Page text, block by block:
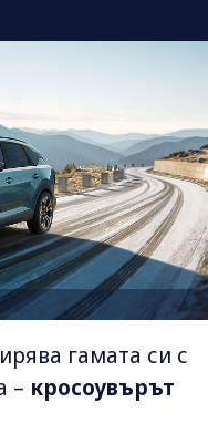
гамата си с
– кросоувърът